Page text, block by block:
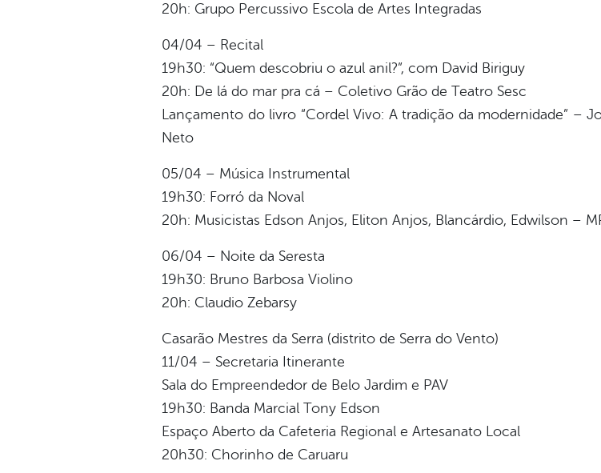
20h: Grupo Percussivo Escola de Artes Integradas
04/04 – Recital
19h30: “Quem descobriu o azul anil?”, com David Biriguy
20h: De lá do mar pra cá – Coletivo Grão de Teatro Sesc
Lançamento do livro “Cordel Vivo: A tradição da modernidade” –
Neto
05/04 – Música Instrumental
19h30: Forró da Noval
20h: Musicistas Edson Anjos, Eliton Anjos, Blancárdio, Edwilson –
06/04 – Noite da Seresta
19h30: Bruno Barbosa Violino
20h: Claudio Zebarsy
Casarão Mestres da Serra (distrito de Serra do Vento)
11/04 – Secretaria Itinerante
Sala do Empreendedor de Belo Jardim e PAV
19h30: Banda Marcial Tony Edson
Espaço Aberto da Cafeteria Regional e Artesanato Local
20h30: Chorinho de Caruaru